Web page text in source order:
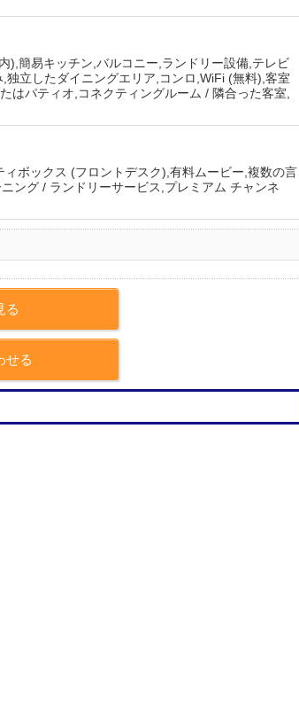
),簡易キッチン,バルコニー,ランドリー設備,テレビ
立したダイニングエリア,コンロ,WiFi (無料),客室
はパティオ,コネクティングルーム / 隣合った客室,
ボックス (フロントデスク),有料ムービー,複数の言
ング / ランドリーサービス,プレミアム チャンネ
る
せる